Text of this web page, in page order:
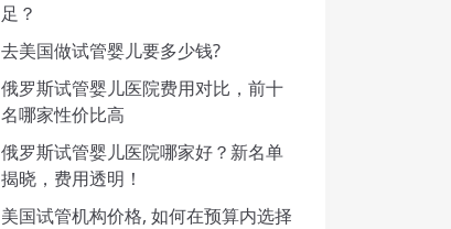
足？
去美国做试管婴儿要多少钱?
俄罗斯试管婴儿医院费用对比，前十
名哪家性价比高
俄罗斯试管婴儿医院哪家好？新名单
揭晓，费用透明！
美国试管机构价格, 如何在预算内选择